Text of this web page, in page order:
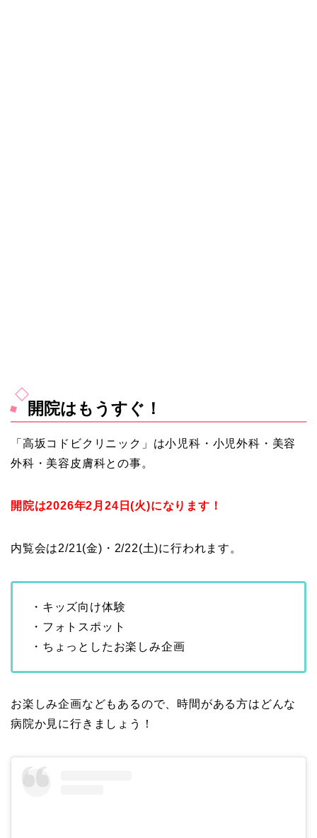
開院はもうすぐ！
「高坂コドビクリニック」は小児科・小児外科・美容
外科・美容皮膚科との事。
開院は2026年2月24日(火)になります！
内覧会は2/21(金)・2/22(土)に行われます。
・キッズ向け体験
・フォトスポット
・ちょっとしたお楽しみ企画
お楽しみ企画などもあるので、時間がある方はどんな
病院か見に行きましょう！